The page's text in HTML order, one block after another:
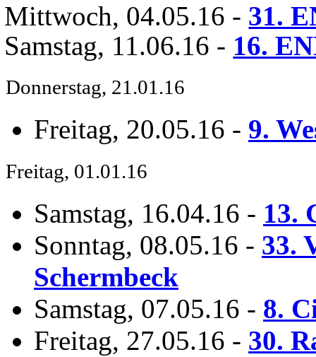
Mittwoch, 04.05.16 - 31.
Samstag, 11.06.16 - 16.
Donnerstag, 21.01.16
Freitag, 20.05.16 - 9.
Freitag, 01.01.16
Samstag, 16.04.16 - 13.
Sonntag, 08.05.16 - 33.
Schermbeck
Samstag, 07.05.16 - 8.
Freitag, 27.05.16 - 30.